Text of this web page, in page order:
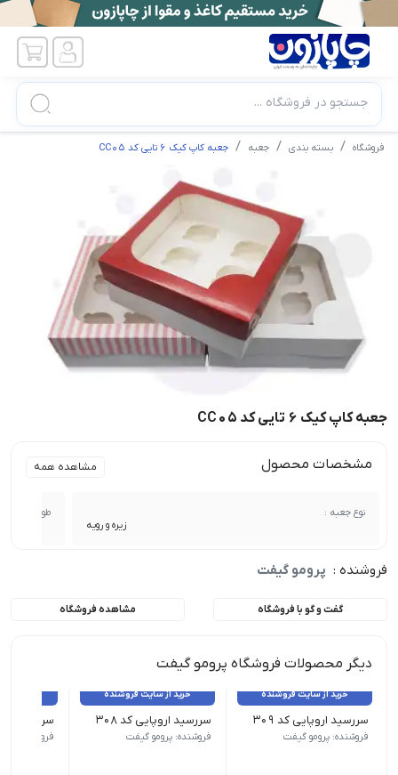
جستجو در فروشگاه ...
فروشگاه بسته بندی جعبه جعبه کاپ کیک 6 تایی کد CC05
جعبه کاپ کیک 6 تایی کد CC05
مشخصات محصول مشاهده همه
نوع جعبه :
زیره و رویه
طول :
فروشنده : پرومو گیفت
گفت و گو با فروشگاه مشاهده فروشگاه
دیگر محصولات فروشگاه پرومو گیفت
خرید از سایت فروشنده
سررسید اروپایی کد 309
نوع سررسید (سالنامه) اروپایی | ابعاد 13.5×22 | صفحات روزشمار (جمعه مشترک) | صفحات داخلی دو رنگ
فروشنده: پرومو گیفت
خرید از سایت فروشنده
سررسید اروپایی کد 308
نوع سررسید (سالنامه) اروپایی | ابعاد 13.5×22 | صفحات روزشمار (جمعه مشترک) | صفحات داخلی دو رنگ
فروشنده: پرومو گیفت
سررسید
نوع سررسید (سالنامه)
فروشنده: